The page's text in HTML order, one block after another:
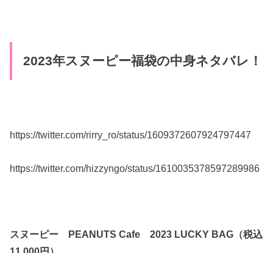
2023年スヌーピー福袋の中身ネタバレ！
https://twitter.com/rirry_ro/status/1609372607924797447
https://twitter.com/hizzyngo/status/1610035378597289986
スヌーピー PEANUTS Cafe 2023 LUCKY BAG（税込